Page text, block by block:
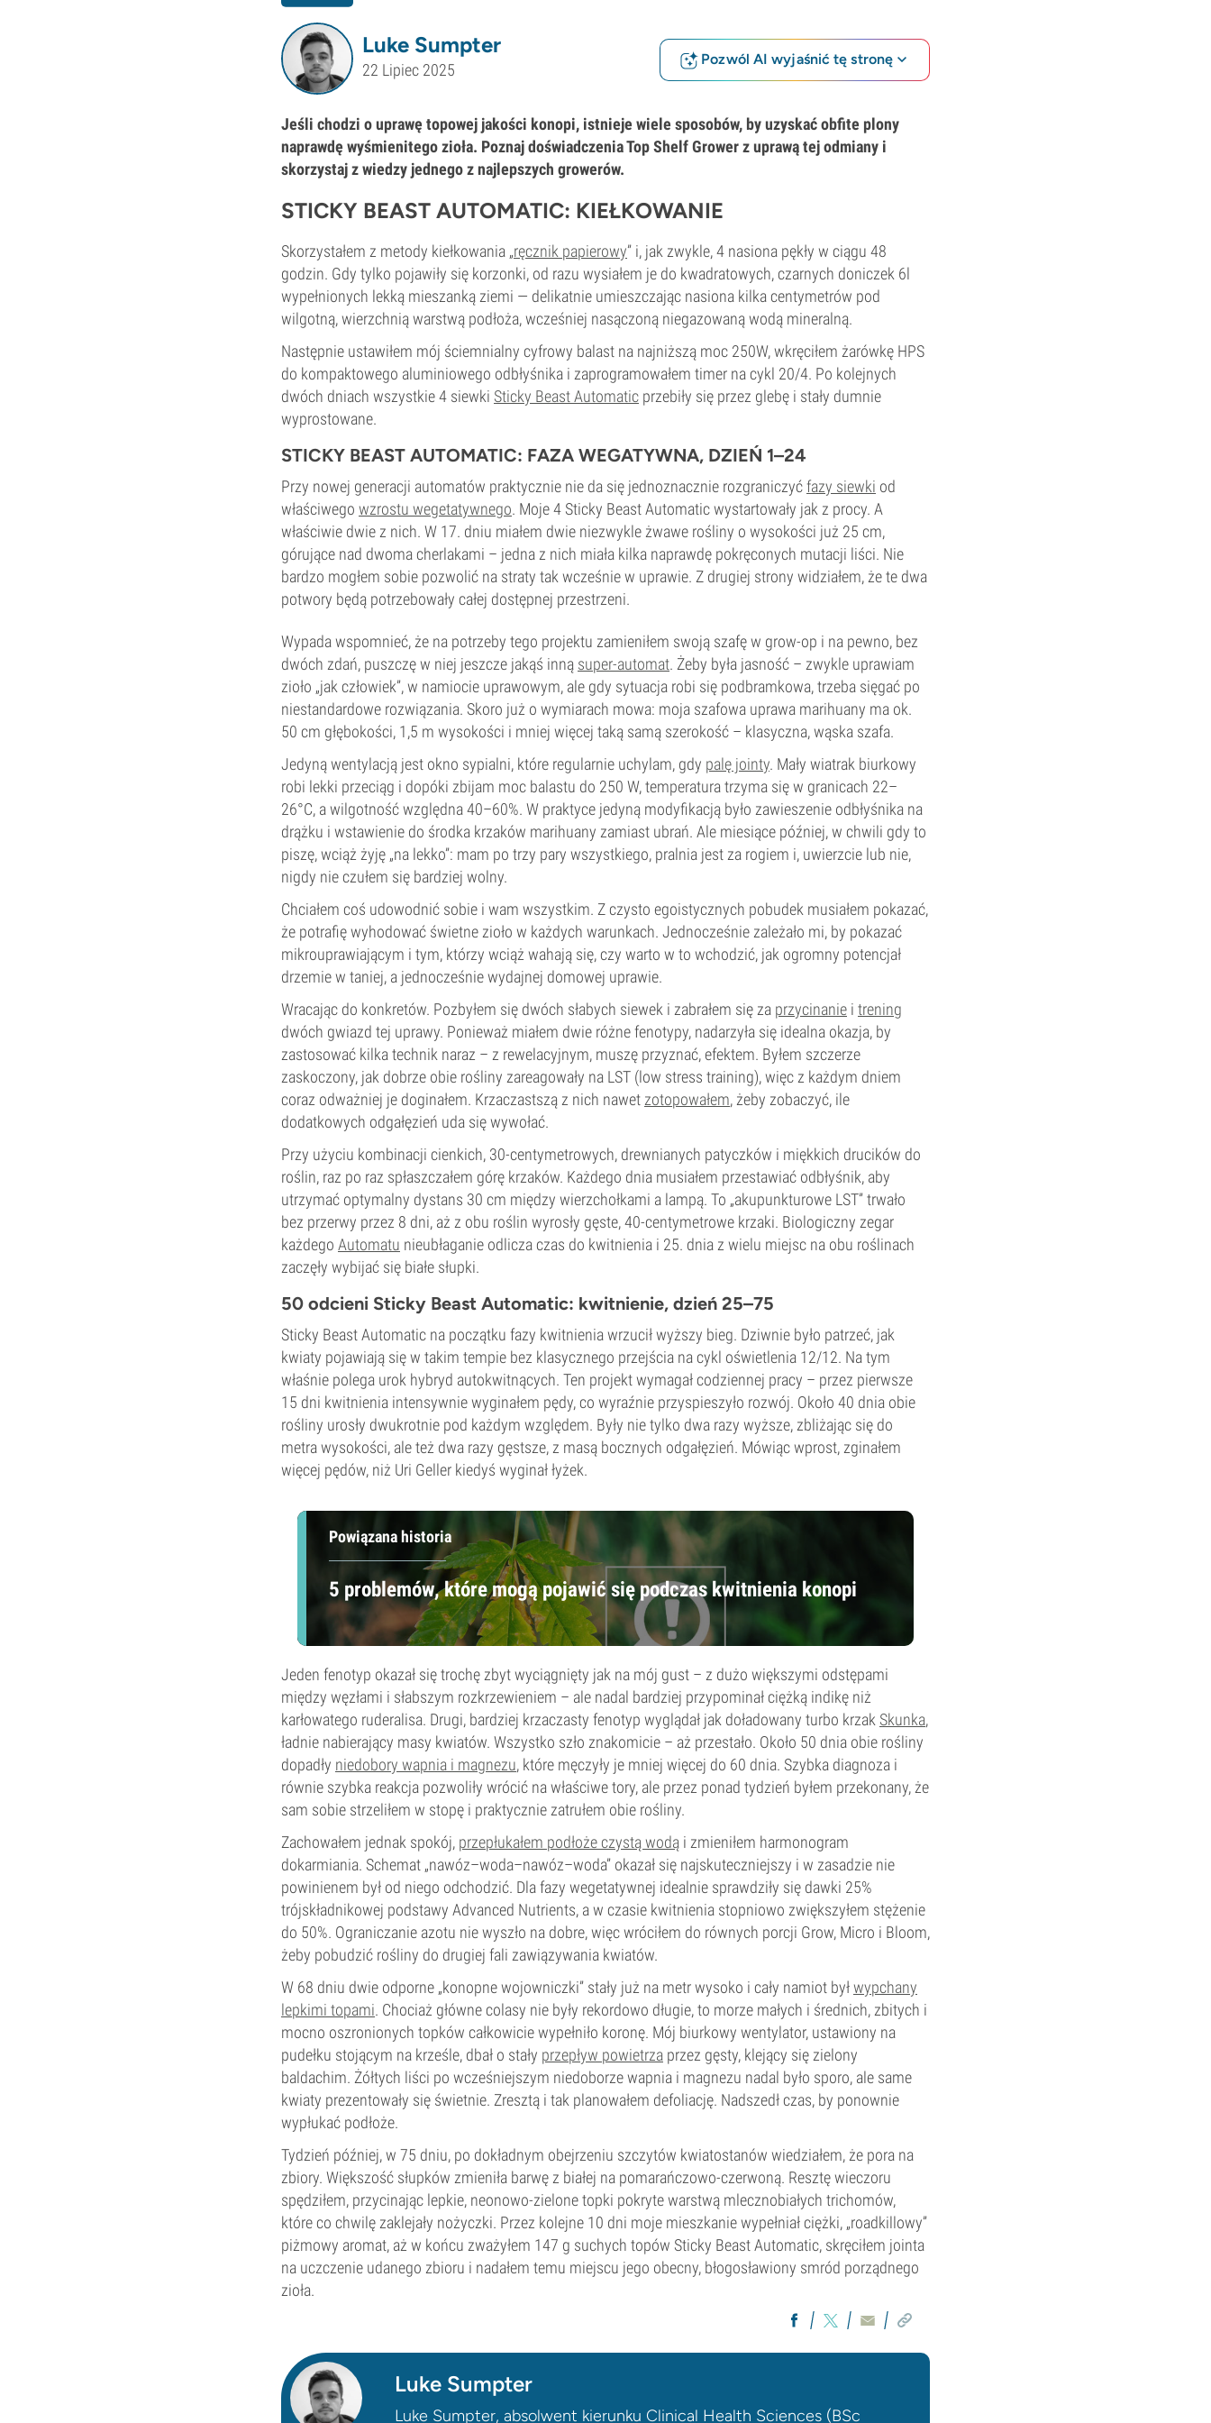
Luke Sumpter
22 Lipiec 2025
Pozwól AI wyjaśnić tę stronę
Jeśli chodzi o uprawę topowej jakości konopi, istnieje wiele sposobów, by uzyskać obfite plony
naprawdę wyśmienitego zioła. Poznaj doświadczenia Top Shelf Grower z uprawą tej odmiany i
skorzystaj z wiedzy jednego z najlepszych growerów.
STICKY BEAST AUTOMATIC: KIEŁKOWANIE
Skorzystałem z metody kiełkowania „ręcznik papierowy” i, jak zwykle, 4 nasiona pękły w ciągu 48
godzin. Gdy tylko pojawiły się korzonki, od razu wysiałem je do kwadratowych, czarnych doniczek 6l
wypełnionych lekką mieszanką ziemi — delikatnie umieszczając nasiona kilka centymetrów pod
wilgotną, wierzchnią warstwą podłoża, wcześniej nasączoną niegazowaną wodą mineralną.
Następnie ustawiłem mój ściemnialny cyfrowy balast na najniższą moc 250W, wkręciłem żarówkę HPS
do kompaktowego aluminiowego odbłyśnika i zaprogramowałem timer na cykl 20/4. Po kolejnych
dwóch dniach wszystkie 4 siewki Sticky Beast Automatic przebiły się przez glebę i stały dumnie
wyprostowane.
STICKY BEAST AUTOMATIC: FAZA WEGATYWNA, DZIEŃ 1–24
Przy nowej generacji automatów praktycznie nie da się jednoznacznie rozgraniczyćfazy siewki od
właściwego wzrostu wegetatywnego. Moje 4 Sticky Beast Automatic wystartowały jak z procy. A
właściwie dwie z nich. W 17. dniu miałem dwie niezwykle żwawe rośliny o wysokości już 25 cm,
górujące nad dwoma cherlakami – jedna z nich miała kilka naprawdę pokręconych mutacji liści. Nie
bardzo mogłem sobie pozwolić na straty tak wcześnie w uprawie. Z drugiej strony widziałem, że te dwa
potwory będą potrzebowały całej dostępnej przestrzeni.
Wypada wspomnieć, że na potrzeby tego projektu zamieniłem swoją szafę w grow-op i na pewno, bez
dwóch zdań, puszczę w niej jeszcze jakąś inną super-automat. Żeby była jasność – zwykle uprawiam
zioło „jak człowiek”, w namiocie uprawowym, ale gdy sytuacja robi się podbramkowa, trzeba sięgać po
niestandardowe rozwiązania. Skoro już o wymiarach mowa: moja szafowa uprawa marihuany ma ok.
50 cm głębokości, 1,5 m wysokości i mniej więcej taką samą szerokość – klasyczna, wąska szafa.
Jedyną wentylacją jest okno sypialni, które regularnie uchylam, gdy palę jointy. Mały wiatrak biurkowy
robi lekki przeciąg i dopóki zbijam moc balastu do 250 W, temperatura trzyma się w granicach 22–
26°C, a wilgotność względna 40–60%. W praktyce jedyną modyfikacją było zawieszenie odbłyśnika na
drążku i wstawienie do środka krzaków marihuany zamiast ubrań. Ale miesiące później, w chwili gdy to
piszę, wciąż żyję „na lekko”: mam po trzy pary wszystkiego, pralnia jest za rogiem i, uwierzcie lub nie,
nigdy nie czułem się bardziej wolny.
Chciałem coś udowodnić sobie i wam wszystkim. Z czysto egoistycznych pobudek musiałem pokazać,
że potrafię wyhodować świetne zioło w każdych warunkach. Jednocześnie zależało mi, by pokazać
mikrouprawiającym i tym, którzy wciąż wahają się, czy warto w to wchodzić, jak ogromny potencjał
drzemie w taniej, a jednocześnie wydajnej domowej uprawie.
Wracając do konkretów. Pozbyłem się dwóch słabych siewek i zabrałem się za przycinanie i trening
dwóch gwiazd tej uprawy. Ponieważ miałem dwie różne fenotypy, nadarzyła się idealna okazja, by
zastosować kilka technik naraz – z rewelacyjnym, muszę przyznać, efektem. Byłem szczerze
zaskoczony, jak dobrze obie rośliny zareagowały na LST (low stress training), więc z każdym dniem
coraz odważniej je doginałem. Krzaczastszą z nich nawet zotopowałem, żeby zobaczyć, ile
dodatkowych odgałęzień uda się wywołać.
Przy użyciu kombinacji cienkich, 30-centymetrowych, drewnianych patyczków i miękkich drucików do
roślin, raz po raz spłaszczałem górę krzaków. Każdego dnia musiałem przestawiać odbłyśnik, aby
utrzymać optymalny dystans 30 cm między wierzchołkami a lampą. To „akupunkturowe LST” trwało
bez przerwy przez 8 dni, aż z obu roślin wyrosły gęste, 40-centymetrowe krzaki. Biologiczny zegar
każdego Automatu nieubłaganie odlicza czas do kwitnienia i 25. dnia z wielu miejsc na obu roślinach
zaczęły wybijać się białe słupki.
50 odcieni Sticky Beast Automatic: kwitnienie, dzień 25–75
Sticky Beast Automatic na początku fazy kwitnienia wrzucił wyższy bieg. Dziwnie było patrzeć, jak
kwiaty pojawiają się w takim tempie bez klasycznego przejścia na cykl oświetlenia 12/12. Na tym
właśnie polega urok hybryd autokwitnących. Ten projekt wymagał codziennej pracy – przez pierwsze
15 dni kwitnienia intensywnie wyginałem pędy, co wyraźnie przyspieszyło rozwój. Około 40 dnia obie
rośliny urosły dwukrotnie pod każdym względem. Były nie tylko dwa razy wyższe, zbliżając się do
metra wysokości, ale też dwa razy gęstsze, z masą bocznych odgałęzień. Mówiąc wprost, zginałem
więcej pędów, niż Uri Geller kiedyś wyginał łyżek.
Powiązana historia
5 problemów, które mogą pojawić się podczas kwitnienia konopi
Jeden fenotyp okazał się trochę zbyt wyciągnięty jak na mój gust – z dużo większymi odstępami
między węzłami i słabszym rozkrzewieniem – ale nadal bardziej przypominał ciężką indikę niż
karłowatego ruderalisa. Drugi, bardziej krzaczasty fenotyp wyglądał jak doładowany turbo krzak Skunka,
ładnie nabierający masy kwiatów. Wszystko szło znakomicie – aż przestało. Około 50 dnia obie rośliny
dopadły niedobory wapnia i magnezu, które męczyły je mniej więcej do 60 dnia. Szybka diagnoza i
równie szybka reakcja pozwoliły wrócić na właściwe tory, ale przez ponad tydzień byłem przekonany, że
sam sobie strzeliłem w stopę i praktycznie zatrułem obie rośliny.
Zachowałem jednak spokój, przepłukałem podłoże czystą wodą i zmieniłem harmonogram
dokarmiania. Schemat „nawóz–woda–nawóz–woda” okazał się najskuteczniejszy i w zasadzie nie
powinienem był od niego odchodzić. Dla fazy wegetatywnej idealnie sprawdziły się dawki 25%
trójskładnikowej podstawy Advanced Nutrients, a w czasie kwitnienia stopniowo zwiększyłem stężenie
do 50%. Ograniczanie azotu nie wyszło na dobre, więc wróciłem do równych porcji Grow, Micro i Bloom,
żeby pobudzić rośliny do drugiej fali zawiązywania kwiatów.
W 68 dniu dwie odporne „konopne wojowniczki” stały już na metr wysoko i cały namiot byłwypchany
lepkimi topami. Chociaż główne colasy nie były rekordowo długie, to morze małych i średnich, zbitych i
mocno oszronionych topków całkowicie wypełniło koronę. Mój biurkowy wentylator, ustawiony na
pudełku stojącym na krześle, dbał o stały przepływ powietrza przez gęsty, klejący się zielony
baldachim. Żółtych liści po wcześniejszym niedoborze wapnia i magnezu nadal było sporo, ale same
kwiaty prezentowały się świetnie. Zresztą i tak planowałem defoliację. Nadszedł czas, by ponownie
wypłukać podłoże.
Tydzień później, w 75 dniu, po dokładnym obejrzeniu szczytów kwiatostanów wiedziałem, że pora na
zbiory. Większość słupków zmieniła barwę z białej na pomarańczowo-czerwoną. Resztę wieczoru
spędziłem, przycinając lepkie, neonowo-zielone topki pokryte warstwą mlecznobiałych trichomów,
które co chwilę zaklejały nożyczki. Przez kolejne 10 dni moje mieszkanie wypełniał ciężki, „roadkillowy”
piżmowy aromat, aż w końcu zważyłem 147 g suchych topów Sticky Beast Automatic, skręciłem jointa
na uczczenie udanego zbioru i nadałem temu miejscu jego obecny, błogosławiony smród porządnego
zioła.
Luke Sumpter
Luke Sumpter, absolwent kierunku Clinical Health Sciences (BSc